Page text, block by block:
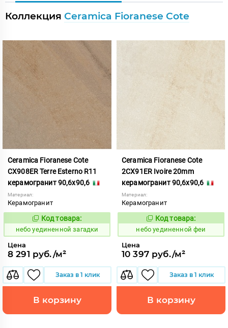
Коллекция Ceramica Fioranese Cote
Ceramica Fioranese Cote
CX908ER Terre Esterno R11
керамогранит 90,6x90,6
Материал:
Керамогранит
1122902
Код товара:
небо уединенной загадки
Цена
8 291 руб./м²
Заказ в 1 клик
В корзину
Ceramica Fioranese Cote
2CX91ER Ivoire 20mm
керамогранит 90,6x90,6
Материал:
Керамогранит
1122988
Код товара:
небо уединенной феи
Цена
10 397 руб./м²
Заказ в 1 клик
В корзину